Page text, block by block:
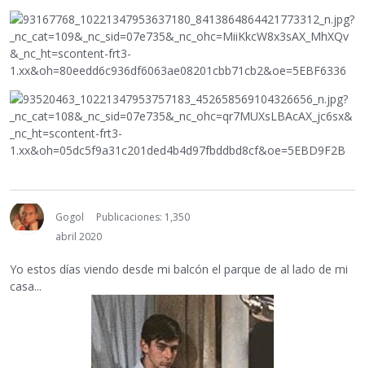
Gogol
Publicaciones: 1,350
abril 2020
Yo estos días viendo desde mi balcón el parque de al lado de mi
casa...